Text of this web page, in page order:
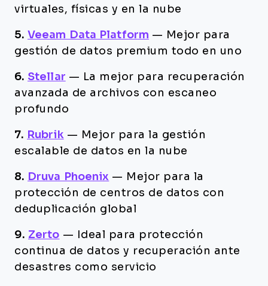
virtuales, físicas y en la nube
5. Veeam Data Platform — Mejor para
gestión de datos premium todo en uno
6. Stellar — La mejor para recuperación
avanzada de archivos con escaneo
profundo
7. Rubrik — Mejor para la gestión
escalable de datos en la nube
8. Druva Phoenix — Mejor para la
protección de centros de datos con
deduplicación global
9. Zerto —
Ideal para protección
continua de datos y recuperación ante
desastres como servicio